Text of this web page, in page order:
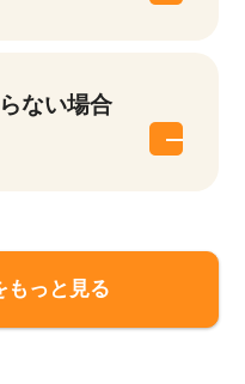
ない場合
もっと見る